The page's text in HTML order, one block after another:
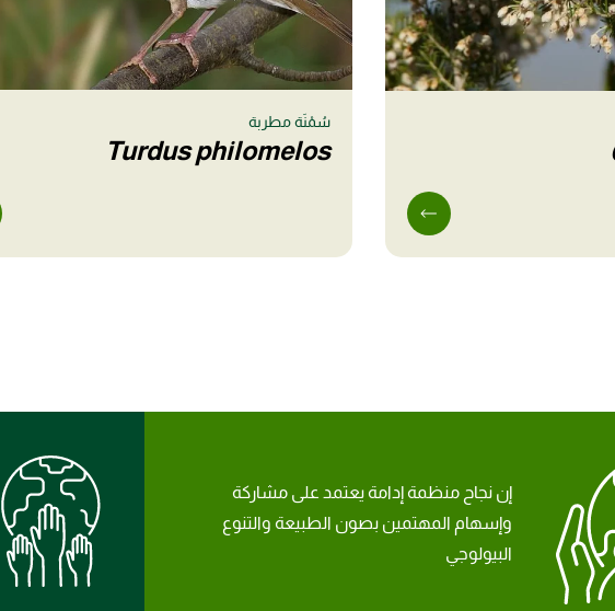
سُمْنَة مطربة
Turdus philomelos
إن نجاح منظمة إدامة يعتمد على مشاركة
وإسهام المهتمين بصون الطبيعة والتنوع
البيولوجي